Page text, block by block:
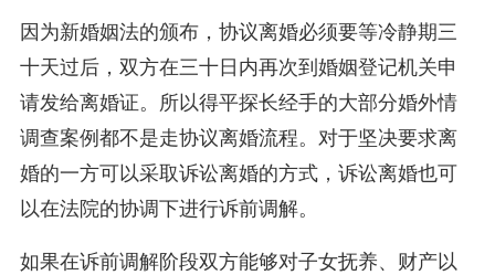
因为新婚姻法的颁布，协议离婚必须要等冷静期三
十天过后，双方在三十日内再次到婚姻登记机关申
请发给离婚证。所以得平探长经手的大部分婚外情
调查案例都不是走协议离婚流程。对于坚决要求离
婚的一方可以采取诉讼离婚的方式，诉讼离婚也可
以在法院的协调下进行诉前调解。
如果在诉前调解阶段双方能够对子女抚养、财产以